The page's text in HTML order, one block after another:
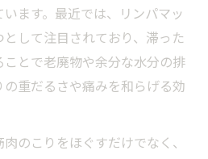
ます。最近では、リンパマッ
して注目されており、滞った
ことで老廃物や余分な水分の排
重だるさや痛みを和らげる効
のこりをほぐすだけでなく、